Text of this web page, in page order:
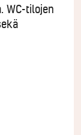
WC-tilojen